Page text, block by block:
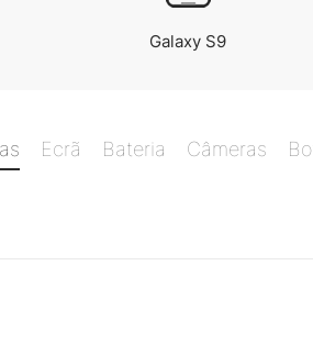
Galaxy S9
Ecrã Bateria Câmeras